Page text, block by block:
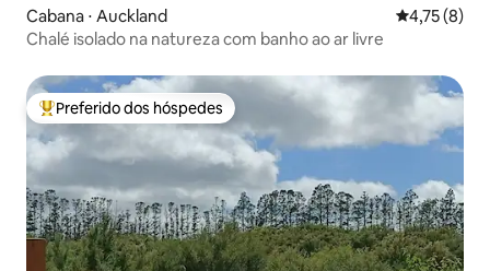
Cabana ⋅ Auckland 4,75 de
4,75 (8)
Chalé isolado na natureza com banho ao ar livre
Entre os melhores preferidos dos hóspedes
Preferido dos hóspedes